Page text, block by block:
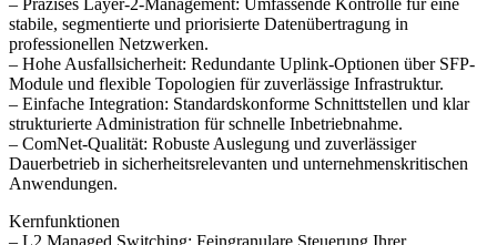
stabile, segmentierte und priorisierte Datenübertragung in
professionellen Netzwerken.
– Hohe Ausfallsicherheit: Redundante Uplink-Optionen über SFP-
Module und flexible Topologien für zuverlässige Infrastruktur.
– Einfache Integration: Standardskonforme Schnittstellen und klar
strukturierte Administration für schnelle Inbetriebnahme.
– ComNet-Qualität: Robuste Auslegung und zuverlässiger
Dauerbetrieb in sicherheitsrelevanten und unternehmenskritischen
Anwendungen.
Kernfunktionen
– L2 Managed Switching: Feingranulare Steuerung Ihrer